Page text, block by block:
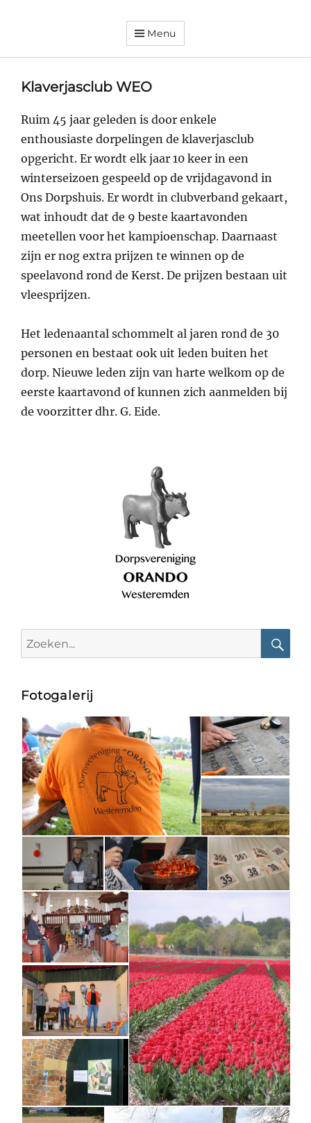
DorpsverenigingMenu
Klaverjasclub WEO
Ruim 45 jaar geleden is door enkele
enthousiaste dorpelingen de klaverjasclub
opgericht. Er wordt elk jaar 10 keer in een
winterseizoen gespeeld op de vrijdagavond in
Ons Dorpshuis. Er wordt in clubverband gekaart,
wat inhoudt dat de 9 beste kaartavonden
meetellen voor het kampioenschap. Daarnaast
zijn er nog extra prijzen te winnen op de
speelavond rond de Kerst. De prijzen bestaan uit
vleesprijzen.
Het ledenaantal schommelt al jaren rond de 30
personen en bestaat ook uit leden buiten het
dorp. Nieuwe leden zijn van harte welkom op de
eerste kaartavond of kunnen zich aanmelden bij
de voorzitter dhr. G. Eide.
for:
Fotogalerij